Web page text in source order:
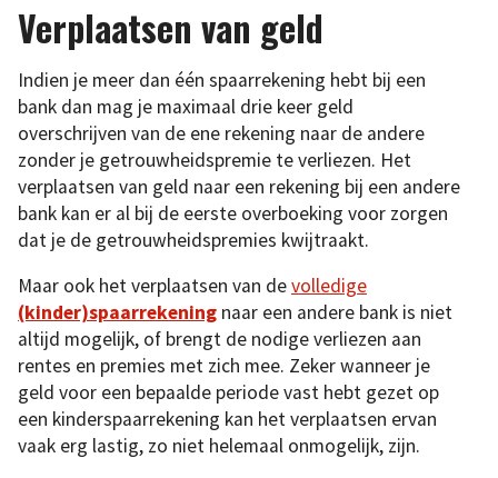
Verplaatsen van geld
Indien je meer dan één spaarrekening hebt bij een
bank dan mag je maximaal drie keer geld
overschrijven van de ene rekening naar de andere
zonder je getrouwheidspremie te verliezen. Het
verplaatsen van geld naar een rekening bij een andere
bank kan er al bij de eerste overboeking voor zorgen
dat je de getrouwheidspremies kwijtraakt.
Maar ook het verplaatsen van devolledige
(kinder)spaarrekening naar een andere bank is niet
altijd mogelijk, of brengt de nodige verliezen aan
rentes en premies met zich mee. Zeker wanneer je
geld voor een bepaalde periode vast hebt gezet op
een kinderspaarrekening kan het verplaatsen ervan
vaak erg lastig, zo niet helemaal onmogelijk, zijn.